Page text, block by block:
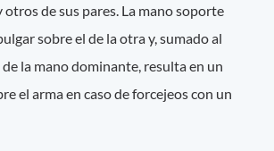
otros de sus pares. La mano soporte
sobre el de la otra y, sumado al
la mano dominante, resulta en un
el arma en caso de forcejeos con un